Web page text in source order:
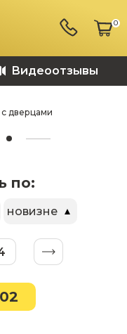
0
Видеоотзывы
дверцами
по:
новизне